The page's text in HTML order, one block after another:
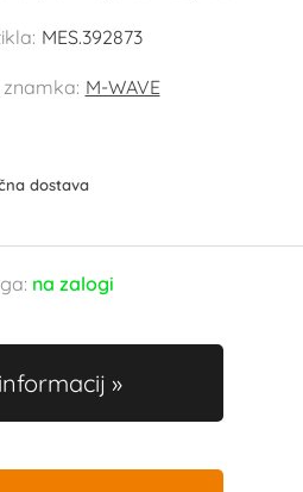
MES.392873
M-WAVE
dostava
na zalogi